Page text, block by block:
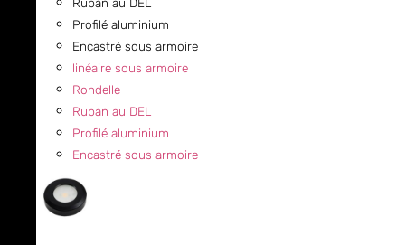
Ruban au DEL
Profilé aluminium
Encastré sous armoire
linéaire sous armoire
Rondelle
Ruban au DEL
Profilé aluminium
Encastré sous armoire